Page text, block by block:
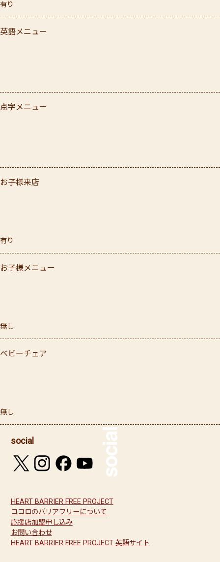
有り
英語メニュー
点字メニュー
お子様来店
有り
お子様メニュー
無し
ベビーチェア
無し
social
HEART BARRIER FREE PROJECT
ココロのバリアフリーについて
応援店加盟申し込み
お問い合わせ
HEART BARRIER FREE PROJECT 英語サイト